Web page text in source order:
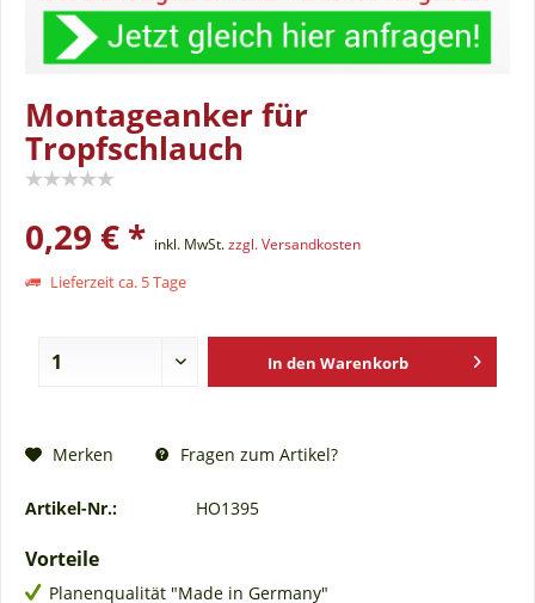
Montageanker für
Tropfschlauch
0,29 € * inkl. MwSt.zzgl. Versandkosten
Lieferzeit ca. 5 Tage
In den Warenkorb
Merken Fragen zum Artikel?
Artikel-Nr.: HO1395
Vorteile
Planenqualität "Made in Germany"